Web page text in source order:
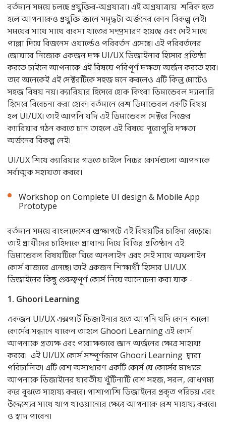
বর্তমান সময়ে চলছে প্রযুক্তির-অগ্রযাত্রা। এই অগ্রযাত্রায় শরিক হতে
হলে আপনাকেও প্রযুক্তি জ্ঞানে সমৃদ্ধটা অর্জনের কোন বিকল্প নেই।
সময়ের সাথে সাথে ব্যবসা খাতের সম্প্রসারণ হয়েছে এবং সেই সাথে
পাল্লা দিয়ে বিজনেস ওয়ার্ল্ডেও পরিবর্তন এসেছে। এই পরিবর্তনের
জোয়ারে নিজেকে একজন দক্ষ UI/UX ডিজাইনার হিসেবে প্রতিষ্ঠা
করতে চাইলে আপনাকে এই বিষয়ে পরিপূর্ণ দক্ষতা অর্জন করতে হবে।
তবে অনেকেই এই সেক্টরটিকে সহজ মনে করলেও এটি কিন্তু মোটেও
সহজ বিষয় নয়। ক্যারিয়ার হিসেবে হোক কিংবা ডিমান্ডেবল স্যালারি
হিসেবে বিবেচনা করা হোক। বর্তমানে বেশ ডিমান্ডেবল একটি বিষয়
হল UI/UX। তাই আপনি যদি এই ডিমান্ডেবল সেক্টরে নিজের
ক্যারিয়ার গঠন করতে চান তাহলে এই বিষয়ে পুরোপুরি দক্ষতা
অর্জনের বিকল্প নেই।
UI/UX শিখে ক্যারিয়ার গড়তে চাইলে নিচের কোর্সগুলো আপনাকে
সর্বাত্মক সহায়তা করবে।
Workshop on Complete UI design & Mobile App
Prototype
বর্তমান সময়ে বাংলাদেশের প্রেক্ষাপটে এই বিষয়টির চাহিদা বেড়েছে।
তাই প্রার্থীদের চাহিদাকে প্রাধান্য দিয়ে বিভিন্ন প্রতিষ্ঠান এই
ডিমান্ডেবল বিষয়টিকে ঘিরে অনলাইন এবং সেই সাথে অফলাইন
কোর্স বাজারে এনেছে। তাই একজন শিক্ষার্থী হিসেবে UI/UX
ডিজাইনের কিছু গুরুত্বপূর্ণ কোর্স নিয়ে আলোচনা করা যাক -
1. Ghoori Learning
একজন UI/UX এক্সপার্ট ডিজাইনার হতে আপনি যদি কোন ভালো
কোর্সের সন্ধানে থাকেন তাহলে Ghoori Learning এই কোর্স
আপনাকে প্রত্যক্ষ এবং পরোক্ষভাবে জ্ঞান অর্জনের ক্ষেত্রে সাহায্য
করবে। এই UI/UX কোর্স সম্পূর্ণরূপে Ghoori Learning দ্বারা
পরিচালিত। এটি বেশ অসাধারণ একটি কোর্স যে কোর্সের মাধ্যমে
আপনাকে ডিজাইনের যাবতীয় খুঁটিনাটি বেশ সহজ, সরল, বোধগম্য
করে বুঝতে সাহায্য করবে। পাশাপাশি ডিজাইনের প্রকৃত পরিচয় এবং
উদ্দেশ্যের সাথে খাপ খাওয়ানোর ক্ষেত্রে আপনাকে বেশ সাহায্য করবে।
ও স্বাদ পাবেন।